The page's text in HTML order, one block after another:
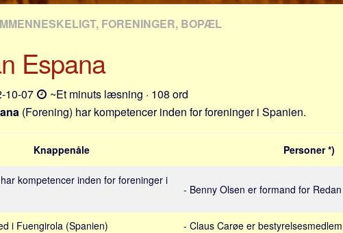
FORENINGER, BOPÆL
Espana
10-07
~Et minuts læsning · 108 ord
(Forening) har kompetencer inden for foreninger i Spanien.
Knappenåle Personer *)
kompetencer inden for foreninger i
- Benny Olsen er formand for
i Fuengirola (Spanien)
- Claus Carøe er